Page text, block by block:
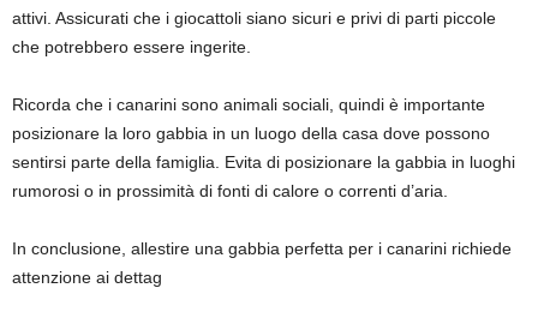
attivi. Assicurati che i giocattoli siano sicuri e privi di parti piccole
che potrebbero essere ingerite.
Ricorda che i canarini sono animali sociali, quindi è importante
posizionare la loro gabbia in un luogo della casa dove possono
sentirsi parte della famiglia. Evita di posizionare la gabbia in luoghi
rumorosi o in prossimità di fonti di calore o correnti d’aria.
In conclusione, allestire una gabbia perfetta per i canarini richiede
attenzione ai dettag